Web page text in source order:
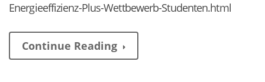
Energieeffizienz-Plus-Wettbewerb-Studenten.html
Continue Reading